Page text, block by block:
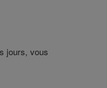
jours, vous